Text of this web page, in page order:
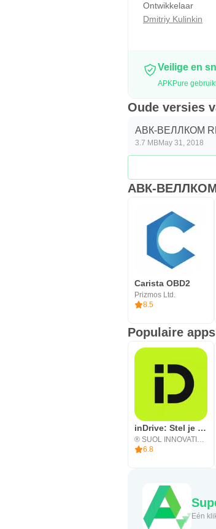
Ontwikkelaar
Dmitriy Kulinkin
Veilige en
APKPure
Oude versies
АВК-ВЕЛЛКОМ
3.7 MBMay 31, 2018
АВК-ВЕЛЛКОМ
Carista OBD2
Prizmos Ltd.
8.5
Populaire
inDrive: Stel je tarief voor
6.8